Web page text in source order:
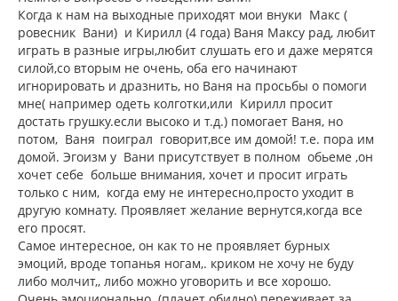
Когда к нам на выходные приходят мои внуки Макс (
ровесник Вани) и Кирилл (4 года) Ваня Максу рад, любит
играть в разные игры,любит слушать его и даже мерятся
силой,со вторым не очень, оба его начинают
игнорировать и дразнить, но Ваня на просьбы о помоги
мне( например одеть колготки,или Кирилл просит
достать грушку.если высоко и т.д.) помогает Ваня, но
потом, Ваня поиграл говорит,все им домой! т.е. пора им
домой. Эгоизм у Вани присутствует в полном обьеме ,он
хочет себе больше внимания, хочет и просит играть
только с ним, когда ему не интересно,просто уходит в
другую комнату. Проявляет желание вернутся,когда все
его просят.
Самое интересное, он как то не проявляет бурных
эмоций, вроде топанья ногам,. криком не хочу не буду
либо молчит,, либо можно уговорить и все хорошо.